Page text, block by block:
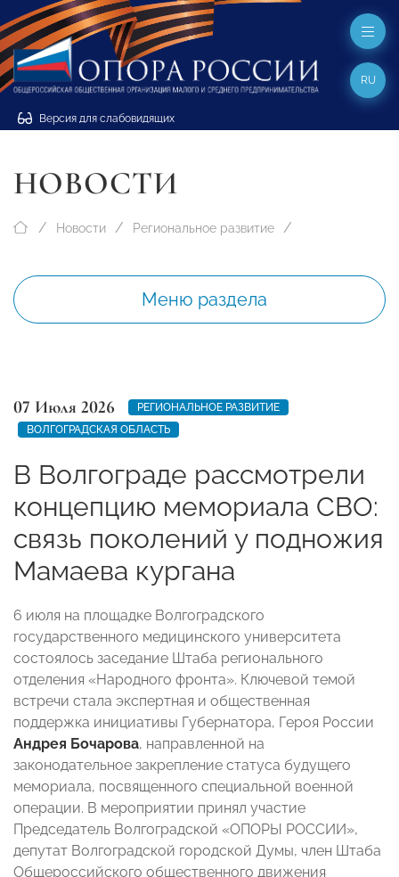
Версия для слабовидящих
RU
НОВОСТИ
Новости Региональное развитие
Меню раздела
07 Июля 2026
РЕГИОНАЛЬНОЕ РАЗВИТИЕ
ВОЛГОГРАДСКАЯ ОБЛАСТЬ
В Волгограде рассмотрели
концепцию мемориала СВО:
связь поколений у подножия
Мамаева кургана
6 июля на площадке Волгоградского
государственного медицинского университета
состоялось заседание Штаба регионального
отделения «Народного фронта». Ключевой темой
встречи стала экспертная и общественная
поддержка инициативы Губернатора, Героя России
Андрея Бочарова, направленной на
законодательное закрепление статуса будущего
мемориала, посвященного специальной военной
операции. В мероприятии принял участие
Председатель Волгоградской «ОПОРЫ РОССИИ»,
депутат Волгоградской городской Думы, член Штаба
Общероссийского общественного движения